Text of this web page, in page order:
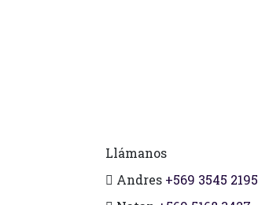
Llámanos
Andres +569 3545 2195